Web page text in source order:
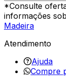
*Consulte
informações
Madeira
Atendimento
Ajuda
Compre